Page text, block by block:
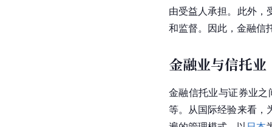
由受益人承担。此外，
和监督。因此，金融信
金融业与信托业
金融信托业与证券业
等。从国际经验来看，